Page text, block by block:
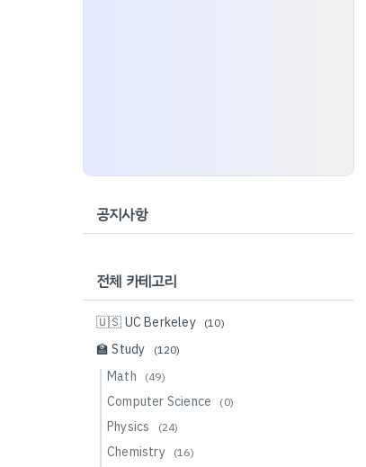
공지사항
전체 카테고리
🇺🇸 UC Berkeley (10)
🏫 Study (120)
Math (49)
Computer Science (0)
Physics (24)
Chemistry (16)